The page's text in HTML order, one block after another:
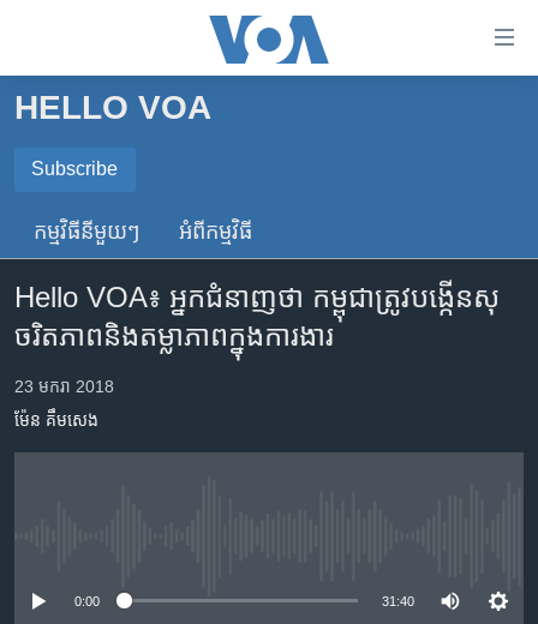
គេហទំព័រ​
រំលង​
ព័ត៌មាន​​
តែ​
រំលង​
និង​
ចូល​
រំលង​
កម្ពុជា
អន្តរជាតិ
ចិន
ហេឡូវីអូអេ
កម្ពុជាច្នៃប្រតិដ្ឋ
ព្រឹត្តិការណ៍ព័ត៌មាន
ទូរទស្សន៍ / វីដេអូ​
HELLO VOA
Subscribe
SUBSCRIBE
ទទួល​​​សេវា​​​ Podcast
កម្មវិធី​នីមួយៗ អំពី​កម្មវិធី​
Hello VOA៖ អ្នកជំនាញ​ថា កម្ពុជា​ត្រូវ​បង្កើន​សុ
ចរិតភាព​និង​តម្លាភាព​ក្នុងការងារ
23 មករា 2018
ម៉ែន គឹមសេង
0:00 31:40